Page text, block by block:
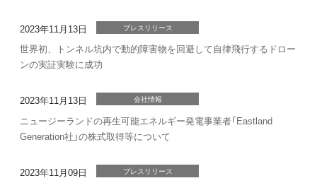
2023年11月13日 プレスリリース
世界初、トンネル坑内で動的障害物を回避して自律飛行するドロー
ンの実証実験に成功
2023年11月13日 会社情報
ニュージーランドの再生可能エネルギー発電事業者「Eastland
Generation社」の株式取得等について
2023年11月09日 プレスリリース